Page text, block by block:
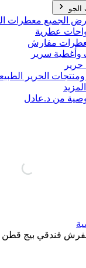
الجميع معطرات
عطرية
مفارش
سرير
حرير
الحرير
من د.عادل
فندقي بيج قطن نفر